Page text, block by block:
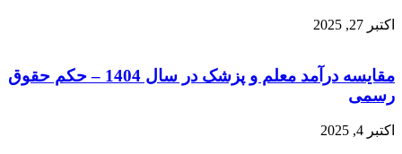
اکتبر 27, 2025
مقایسه درآمد معلم و پزشک در سال 1404 – حکم حقوق
رسمی
اکتبر 4, 2025